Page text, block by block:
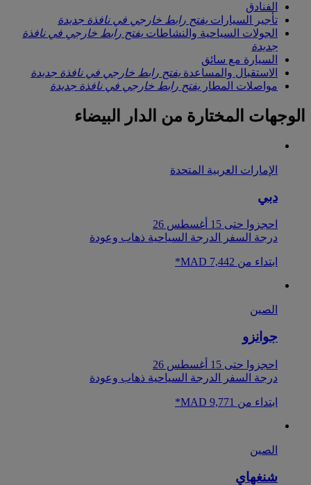
الفنادق
تأجير السيارات يفتح رابط خارجي في نافذة جديدة
الجولات السياحية والنشاطات يفتح رابط خارجي في نافذة
جديدة
السيارة مع سائق
الاستقبال والمساعدة يفتح رابط خارجي في نافذة جديدة
مواصلات المطار يفتح رابط خارجي في نافذة جديدة
الوجهات المختارة من الدار البيضاء
الإمارات العربية المتحدة
دبي
احجزوا حتى 15 أغسطس 26
درجة السفر الدرجة السياحية ذهاب وعودة
ابتداء من MAD 7,442*
الصين
جوانزو
احجزوا حتى 15 أغسطس 26
درجة السفر الدرجة السياحية ذهاب وعودة
ابتداء من MAD 9,771*
الصين
شنغهاي